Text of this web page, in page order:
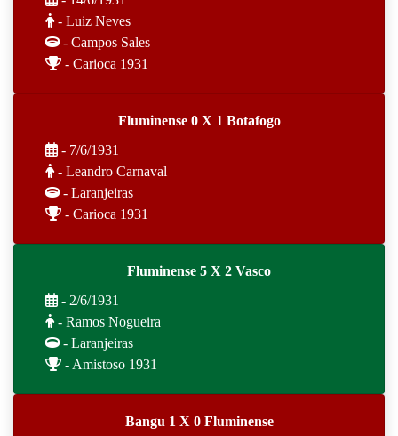
- Luiz Neves
- Campos Sales
- Carioca 1931
Fluminense 0 X 1 Botafogo
- 7/6/1931
- Leandro Carnaval
- Laranjeiras
- Carioca 1931
Fluminense 5 X 2 Vasco
- 2/6/1931
- Ramos Nogueira
- Laranjeiras
- Amistoso 1931
Bangu 1 X 0 Fluminense